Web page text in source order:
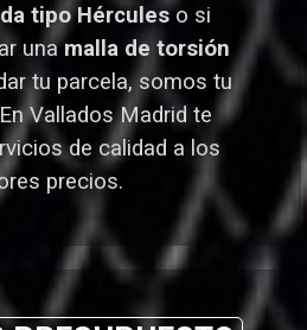
tipo Hérculeso si
unamalla de torsión
tu parcela, somos tu
Vallados Madrid te
de calidad a los
precios.